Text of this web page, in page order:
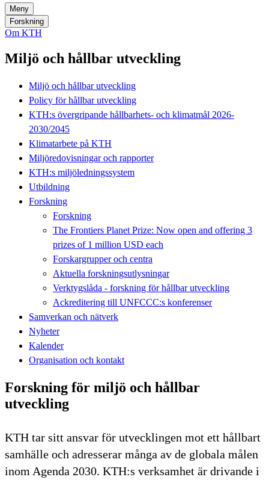
Meny
Forskning
Om KTH
Miljö och hållbar utveckling
Miljö och hållbar utveckling
Policy för hållbar utveckling
KTH:s övergripande hållbarhets- och klimatmål 2026-
2030/2045
Klimatarbete på KTH
Miljöredovisningar och rapporter
KTH:s miljöledningssystem
Utbildning
Forskning
Forskning
The Frontiers Planet Prize: Now open and offering 3
prizes of 1 million USD each
Forskargrupper och centra
Aktuella forskningsutlysningar
Verktygslåda - forskning för hållbar utveckling
Ackreditering till UNFCCC:s konferenser
Samverkan och nätverk
Nyheter
Kalender
Organisation och kontakt
Forskning för miljö och hållbar
utveckling
KTH tar sitt ansvar för utvecklingen mot ett hållbart
samhälle och adresserar många av de globala målen
inom Agenda 2030. KTH:s verksamhet är drivande i